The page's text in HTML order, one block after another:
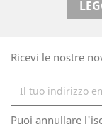
Ricevi le nostre
Puoi annullare